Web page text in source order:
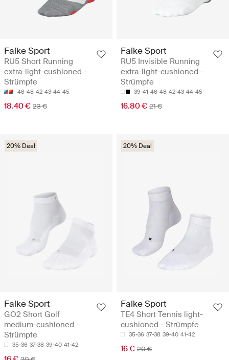
Falke Sport
RU5 Short Running
extra-light-cushioned -
Strümpfe
46-48 42-43 44-45
18.40 € 23 €
Falke Sport
RU5 Invisible Running
extra-light-cushioned -
Strümpfe
39-41 46-48 42-43 44-45
16.80 € 21 €
20% Deal
Falke Sport
GO2 Short Golf
medium-cushioned -
Strümpfe
35-36 37-38 39-40 41-42
20% Deal
Falke Sport
TE4 Short Tennis light-
cushioned - Strümpfe
35-36 37-38 39-40 41-42
16 € 20 €